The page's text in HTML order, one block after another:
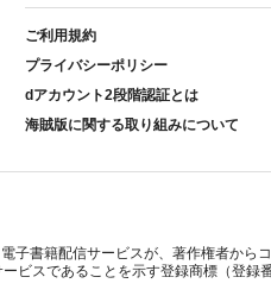
ご利用規約
プライバシーポリシー
dアカウント2段階認証とは
海賊版に関する取り組みについて
子書籍配信サービスが、著作権者から
ビスであることを示す登録商標（登録